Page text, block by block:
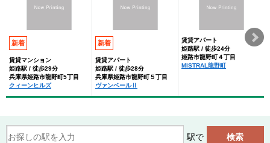
新着
賃貸マンション
姫路駅 / 徒歩29分
兵庫県姫路市龍野町5丁目
クィーンヒルズ
新着
賃貸アパート
姫路駅 / 徒歩28分
兵庫県姫路市龍野町５丁目
ヴァンベールⅡ
賃貸アパート
姫路駅 / 徒歩24分
姫路市龍野町４丁目
MISTRAL龍野町
駅で